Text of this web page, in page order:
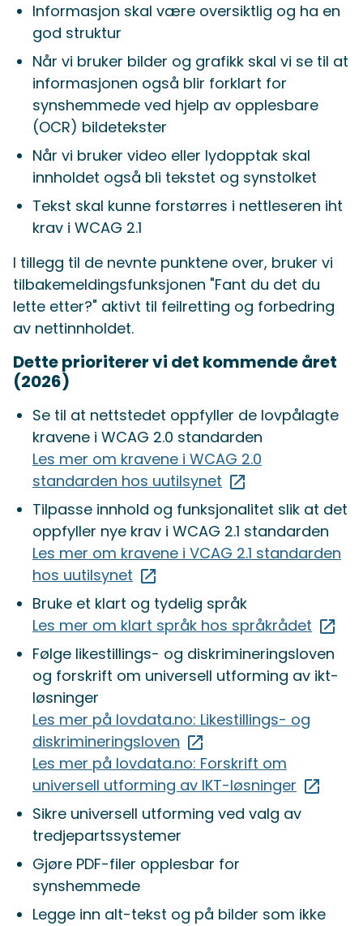
Informasjon skal være oversiktlig og ha en
god struktur
Når vi bruker bilder og grafikk skal vi se til at
informasjonen også blir forklart for
synshemmede ved hjelp av opplesbare
(OCR) bildetekster
Når vi bruker video eller lydopptak skal
innholdet også bli tekstet og synstolket
Tekst skal kunne forstørres i nettleseren iht
krav i WCAG 2.1
I tillegg til de nevnte punktene over, bruker vi
tilbakemeldingsfunksjonen "Fant du det du
lette etter?" aktivt til feilretting og forbedring
av nettinnholdet.
Dette prioriterer vi det kommende året
(2026)
Se til at nettstedet oppfyller de lovpålagte
kravene i WCAG 2.0 standarden
Les mer om kravene i WCAG 2.0
standarden hos uutilsynet
Tilpasse innhold og funksjonalitet slik at det
oppfyller nye krav i WCAG 2.1 standarden
Les mer om kravene i VCAG 2.1 standarden
hos uutilsynet
Bruke et klart og tydelig språk
Les mer om klart språk hos språkrådet
Følge likestillings- og diskrimineringsloven
og forskrift om universell utforming av ikt-
løsninger
Les mer på lovdata.no: Likestillings- og
diskrimineringsloven
Les mer på lovdata.no: Forskrift om
universell utforming av IKT-løsninger
Sikre universell utforming ved valg av
tredjepartssystemer
Gjøre PDF-filer opplesbar for
synshemmede
Legge inn alt-tekst og på bilder som ikke